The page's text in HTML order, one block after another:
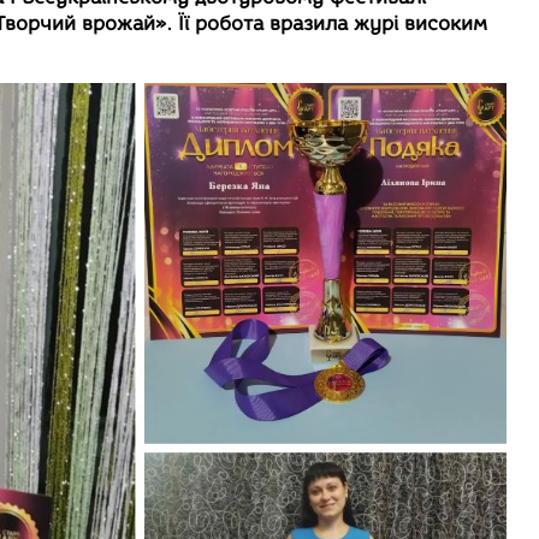
врожай». Її робота вразила журі високим